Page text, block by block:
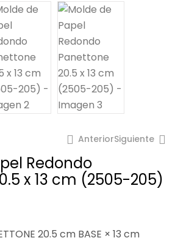
Anterior
$ 17.42
Siguiente
$ 20.21
Redondo
x 13 cm (2505-205)
20.5 cm BASE × 13 cm